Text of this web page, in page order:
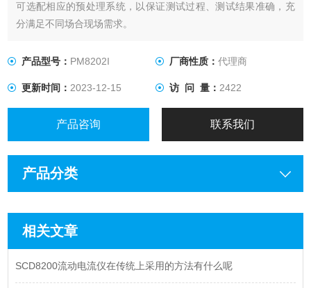
可选配相应的预处理系统，以保证测试过程、测试结果准确，充
分满足不同场合现场需求。
产品型号： PM8202I 厂商性质： 代理商
更新时间：2023-12-15 访 问 量： 2422
产品咨询 联系我们
产品分类
相关文章
SCD8200流动电流仪在传统上采用的方法有什么呢